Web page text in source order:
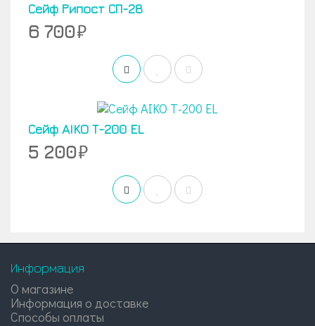
Сейф Рипост СП-28
6 700
Сейф AIKO Т-200 EL
5 200
Информация
О магазине
Информация о доставке
Способы оплаты